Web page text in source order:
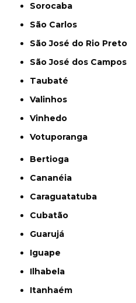
Sorocaba
São Carlos
São José do Rio Preto
São José dos Campos
Taubaté
Valinhos
Vinhedo
Votuporanga
Bertioga
Cananéia
Caraguatatuba
Cubatão
Guarujá
Iguape
Ilhabela
Itanhaém